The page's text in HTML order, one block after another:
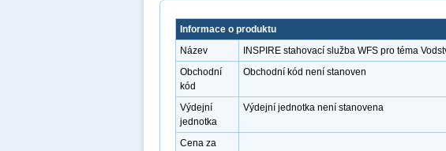
Informace o produktu
Název
INSPIRE stahovací služba WFS pro téma
Obchodní
kód
Obchodní kód není stanoven
Výdejní
jednotka
Výdejní jednotka není stanovena
Cena za